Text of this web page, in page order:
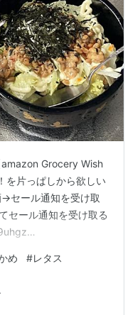
Grocery Wish
を片っぱしから欲しい
セール通知を受け取
セール通知を受け取る
February 13,
ット】極小こうやと
タスサラ…
め #レタス